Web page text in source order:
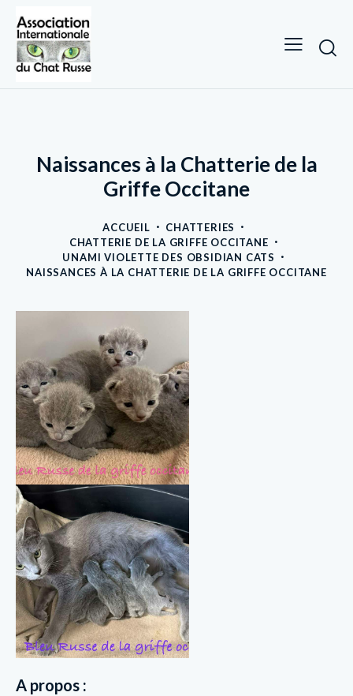
Naissances à la Chatterie de la
Griffe Occitane
ACCUEIL
CHATTERIES
CHATTERIE DE LA GRIFFE OCCITANE
UNAMI VIOLETTE DES OBSIDIAN CATS
NAISSANCES À LA CHATTERIE DE LA GRIFFE OCCITANE
A propos :